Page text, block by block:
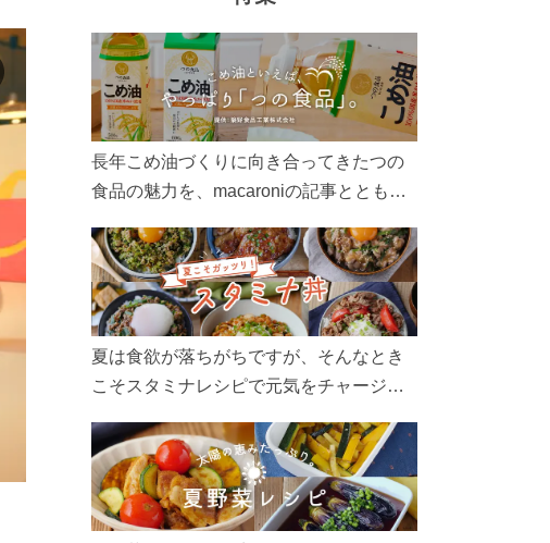
長年こめ油づくりに向き合ってきたつの
食品の魅力を、macaroniの記事とともに
ん、製造現場や品質へのこだわりまで。
こめ油をもっと好きになるコンテンツを
ぜひお楽しみください。
夏は食欲が落ちがちですが、そんなとき
こそスタミナレシピで元気をチャージ！
リ食べて、夏バテを吹き飛ばしましょ
う！